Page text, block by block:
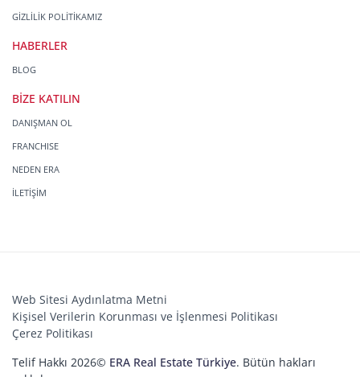
GİZLİLİK POLİTİKAMIZ
HABERLER
BLOG
BİZE KATILIN
DANIŞMAN OL
FRANCHISE
NEDEN ERA
İLETİŞİM
Web Sitesi Aydınlatma Metni
Kişisel Verilerin Korunması ve İşlenmesi Politikası
Çerez Politikası
Telif Hakkı 2026© ERA Real Estate Türkiye. Bütün hakları